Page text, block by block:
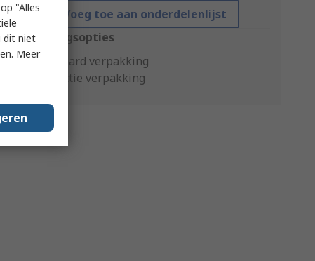
Voeg toe aan onderdelenlijst
Verpakkingsopties
Standaard verpakking
Productie verpakking
"Alles
dit niet
Meer